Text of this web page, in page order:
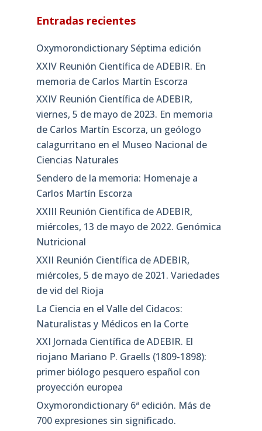
Entradas recientes
Oxymorondictionary Séptima edición
XXIV Reunión Científica de ADEBIR. En
memoria de Carlos Martín Escorza
XXIV Reunión Científica de ADEBIR,
viernes, 5 de mayo de 2023. En memoria
de Carlos Martín Escorza, un geólogo
calagurritano en el Museo Nacional de
Ciencias Naturales
Sendero de la memoria: Homenaje a
Carlos Martín Escorza
XXIII Reunión Científica de ADEBIR,
miércoles, 13 de mayo de 2022. Genómica
Nutricional
XXII Reunión Científica de ADEBIR,
miércoles, 5 de mayo de 2021. Variedades
de vid del Rioja
La Ciencia en el Valle del Cidacos:
Naturalistas y Médicos en la Corte
XXI Jornada Científica de ADEBIR. El
riojano Mariano P. Graells (1809-1898):
primer biólogo pesquero español con
proyección europea
Oxymorondictionary 6ª edición. Más de
700 expresiones sin significado.